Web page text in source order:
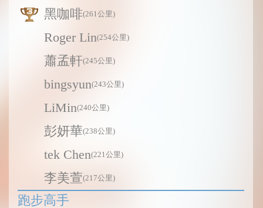
黑咖啡(261公里)
Roger Lin(254公里)
蕭孟軒(245公里)
bingsyun(243公里)
LiMin(240公里)
彭妍華(238公里)
tek Chen(221公里)
李美萱(217公里)
跑步高手